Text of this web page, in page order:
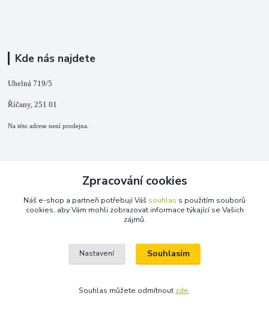
Kde nás najdete
Uhelná 719/5
Říčany, 251 01
Na této adrese není prodejna.
+420 725 889 873
(Po-Ne, 9-18 hod.)
Zpracování cookies
Náš e-shop a partneři potřebují Váš souhlas s použitím souborů
cookies, aby Vám mohli zobrazovat informace týkající se Vašich
zájmů.
Nastavení Souhlasím
Souhlas můžete odmítnout zde.